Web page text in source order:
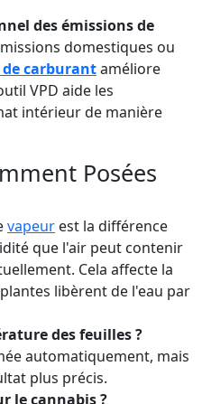
des émissions de
domestiques ou
carburantaméliore
VPD aide les
intérieur de manière
Posées
vapeur est la différence
que l'air peut contenir
Cela affecte la
libèrent de l'eau par
des feuilles ?
automatiquement, mais
plus précis.
le cannabis ?